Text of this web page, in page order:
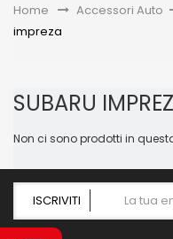
Home &gt;Accessori Auto
impreza
SUBARU
Non ci sono prodotti in
ISCRIVITI